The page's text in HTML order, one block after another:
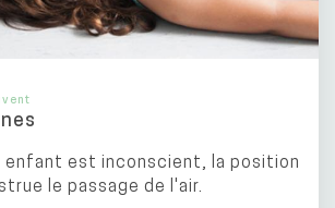
enfant est inconscient, la position
le passage de l'air.